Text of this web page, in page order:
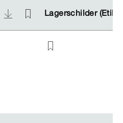
Lagerschilder
Lagerschilder